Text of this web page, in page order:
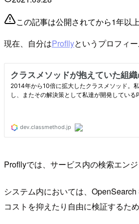
この記事は公開されてから1年以
現在、自分はProfllyというプロフィ
Profllyでは、サービス内の検索エン
システム内においては、
コストを抑えたり自由に検証するため